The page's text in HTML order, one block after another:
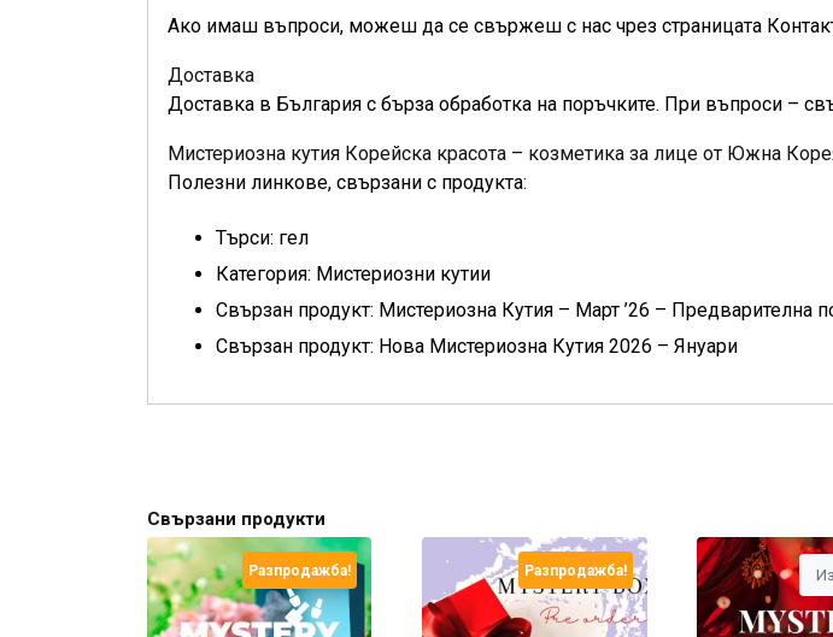
Ако имаш въпроси, можеш да се свържеш с нас чрез страницата
Доставка
Доставка в България с бърза обработка на поръчките. При въпроси –
Мистериозна кутия Корейска красота – козметика за лице от Южна
Полезни линкове, свързани с продукта:
Търси: гел
Категория: Мистериозни кутии
Свързан продукт: Мистериозна Кутия – Март ’26 – Предварителна
Свързан продукт: Нова Мистериозна Кутия 2026 – Януари
Свързани продукти
Разпродажба! Разпродажба!